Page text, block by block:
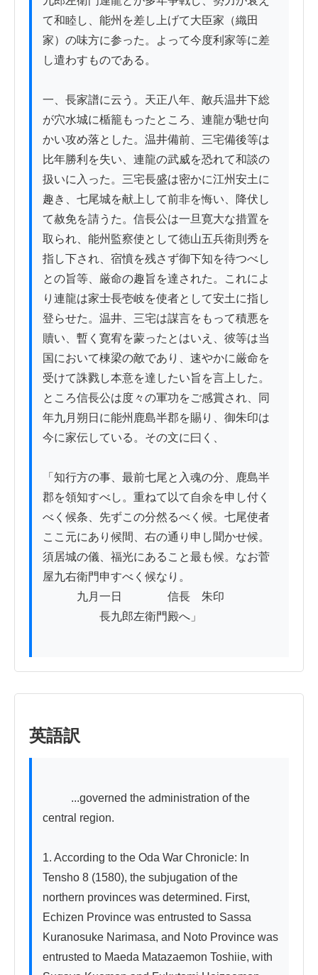
て和睦し、能州を差し上げて大臣家（織田
家）の味方に参った。よって今度利家等に差
し遣わすものである。
一、長家譜に云う。天正八年、敵兵温井下総
が穴水城に楯籠もったところ、連龍が馳せ向
かい攻め落とした。温井備前、三宅備後等は
比年勝利を失い、連龍の武威を恐れて和談の
扱いに入った。三宅長盛は密かに江州安土に
趣き、七尾城を献上して前非を悔い、降伏し
て赦免を請うた。信長公は一旦寛大な措置を
取られ、能州監察使として徳山五兵衛則秀を
指し下され、宿憤を残さず御下知を待つべし
との旨等、厳命の趣旨を達された。これによ
り連龍は家士長壱岐を使者として安土に指し
登らせた。温井、三宅は謀言をもって積悪を
贖い、暫く寛宥を蒙ったとはいえ、彼等は当
国において棟梁の敵であり、速やかに厳命を
受けて誅戮し本意を達したい旨を言上した。
ところ信長公は度々の軍功をご感賞され、同
年九月朔日に能州鹿島半郡を賜り、御朱印は
今に家伝している。その文に曰く、
「知行方の事、最前七尾と入魂の分、鹿島半
郡を領知すべし。重ねて以て自余を申し付く
べく候条、先ずこの分然るべく候。七尾使者
ここ元にあり候間、右の通り申し聞かせ候。
須居城の儀、福光にあること最も候。なお菅
屋九右衛門申すべく候なり。
九月一日　　　　信長　朱印
長九郎左衛門殿へ」
英語訳
central region.
1. According to the Oda War Chronicle: In
Tensho 8 (1580), the subjugation of the
northern provinces was determined. First,
Echizen Province was entrusted to Sassa
Kuranosuke Narimasa, and Noto Province was
entrusted to Maeda Matazaemon Toshiie, with